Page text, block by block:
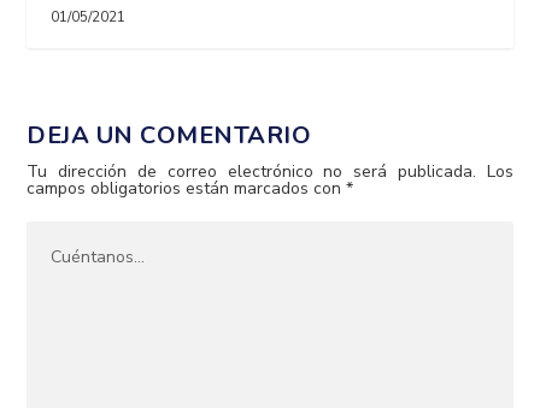
01/05/2021
DEJA UN COMENTARIO
Tu dirección de correo electrónico no será publicada. Los
campos obligatorios están marcados con*